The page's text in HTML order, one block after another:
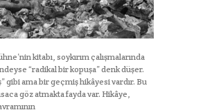
kitabı, soykırım çalışmalarında
“radikal bir kopuşa” denk düşer.
gibi ama bir geçmiş hikâyesi vardır. Bu
göz atmakta fayda var. Hikâye,